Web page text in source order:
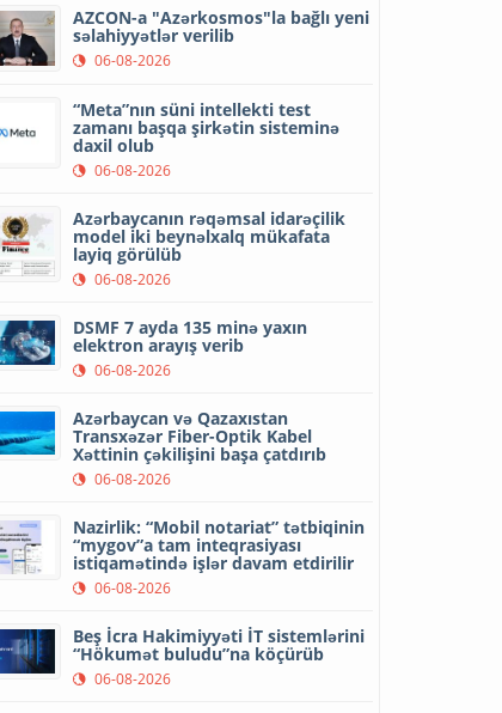
AZCON-a "Azərkosmos"la bağlı yeni
səlahiyyətlər verilib
06-08-2026
“Meta”nın süni intellekti test
zamanı başqa şirkətin sisteminə
daxil olub
06-08-2026
Azərbaycanın rəqəmsal idarəçilik
model iki beynəlxalq mükafata
layiq görülüb
06-08-2026
DSMF 7 ayda 135 minə yaxın
elektron arayış verib
06-08-2026
Azərbaycan və Qazaxıstan
Transxəzər Fiber-Optik Kabel
Xəttinin çəkilişini başa çatdırıb
06-08-2026
Nazirlik: “Mobil notariat” tətbiqinin
“mygov”a tam inteqrasiyası
istiqamətində işlər davam etdirilir
06-08-2026
Beş İcra Hakimiyyəti İT sistemlərini
“Hökumət buludu”na köçürüb
06-08-2026